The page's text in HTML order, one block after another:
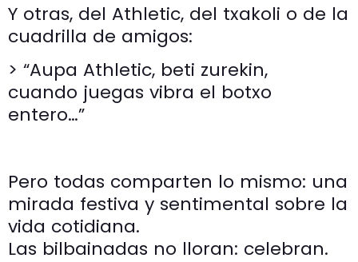
Y otras, del Athletic, del txakoli o de la
cuadrilla de amigos:
> “Aupa Athletic, beti zurekin,
cuando juegas vibra el botxo
entero…”
Pero todas comparten lo mismo: una
mirada festiva y sentimental sobre la
vida cotidiana.
Las bilbainadas no lloran: celebran.